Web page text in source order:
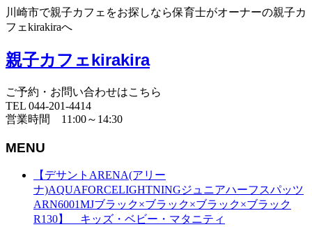
川崎市で親子カフェをお探しなら保育士がオーナーの親子カ
フェkirakiraへ
親子カフェkirakira
ご予約・お問い合わせはこちら
TEL 044-201-4414
営業時間 11:00～14:30
MENU
【デサントARENA(アリー
ナ)AQUAFORCELIGHTNINGジュニアハーフスパッツ
ARN6001MJブラック×ブラック×ブラック×ブラック
R130】 キッズ・ベビー・マタニティ